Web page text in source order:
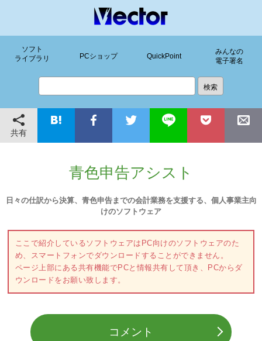
ソフト
ライブラリ
PCショップ QuickPoint
みんなの
電子署名
共有
青色申告アシスト
日々の仕訳から決算、青色申告までの会計業務を支援する、個人事業主向
けのソフトウェア
ここで紹介しているソフトウェアはPC向けのソフトウェアのた
め、スマートフォンでダウンロードすることができません。
ページ上部にある共有機能でPCと情報共有して頂き、PCからダ
ウンロードをお願い致します。
コメント